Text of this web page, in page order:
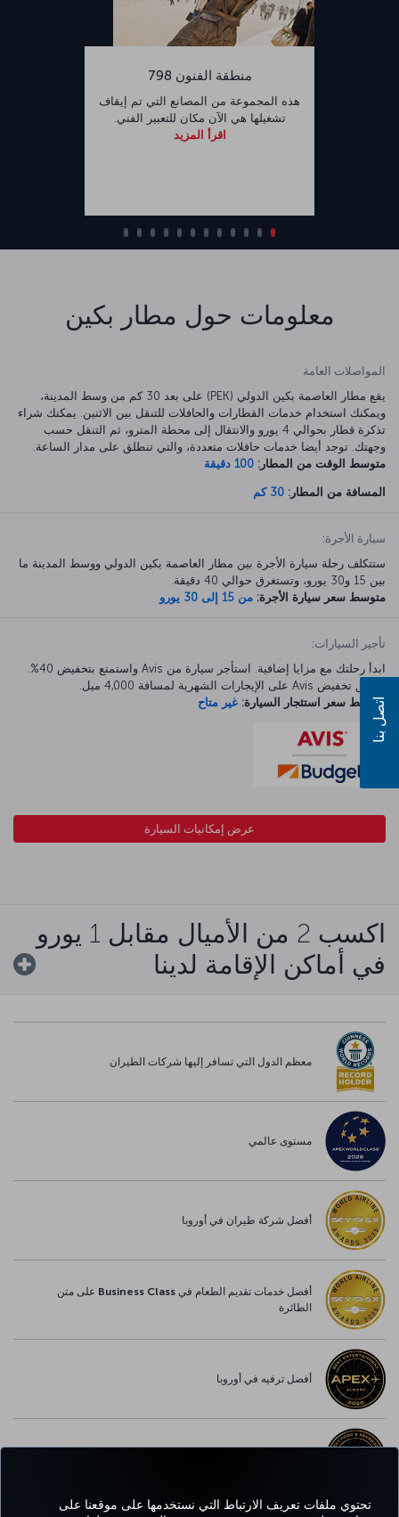
تحتوي ملفات تعريف الارتباط التي نستخدمها على موقعنا على
منطقة الفنون 798
هذه المجموعة من المصانع التي تم إيقاف
تشغيلها هي الآن مكان للتعبير الفني.
اقرأ المزيد
معلومات حول مطار بكين
المواصلات العامة
يقع مطار العاصمة بكين الدولي (PEK) على بعد 30 كم من وسط المدينة،
ويمكنك استخدام خدمات القطارات والحافلات للتنقل بين الاثنين. يمكنك شراء
تذكرة قطار بحوالي 4 يورو والانتقال إلى محطة المترو، ثم التنقل حسب
وجهتك. توجد أيضا خدمات حافلات متعددة، والتي تنطلق على مدار الساعة.
متوسط الوقت من المطار: 100 دقيقة
المسافة من المطار: 30 كم
سيارة الأجرة:
ستتكلف رحلة سيارة الأجرة بين مطار العاصمة بكين الدولي ووسط المدينة ما
بين 15 و30 يورو، وتستغرق حوالي 40 دقيقة.
متوسط سعر سيارة الأجرة: من 15 إلى 30 يورو
تأجير السيارات:
ابدأ رحلتك مع مزايا إضافية. استأجر سيارة من Avis واستمتع بتخفيض 40%.
ينطبق تخفيض Avis على الإيجارات الشهرية لمسافة 4,000 ميل.
متوسط سعر استئجار السيارة: غير متاح
عرض إمكانيات السيارة
اكسب 2 من الأميال مقابل 1 يورو
في أماكن الإقامة لدينا
معظم الدول التي تسافر إليها شركات الطيران
مستوى عالمي
أفضل شركة طيران في أوروبا
أفضل خدمات تقديم الطعام في Business Class على متن
الطائرة
أفضل ترفيه في أوروبا
اتصل بنا